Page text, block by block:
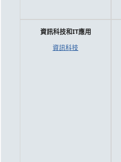
資訊科技和IT應用
資訊科技